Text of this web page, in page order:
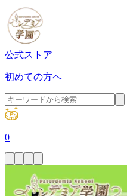
公式ストア
初めての方へ
0